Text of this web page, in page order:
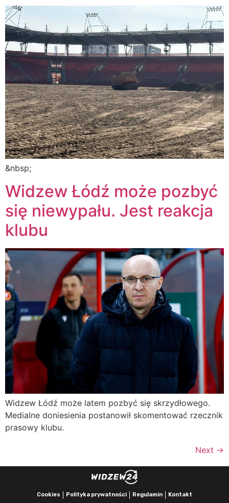
&nbsp;
Widzew Łódź może pozbyć
się niewypału. Jest reakcja
klubu
Widzew Łódź może latem pozbyć się skrzydłowego.
Medialne doniesienia postanowił skomentować rzecznik
prasowy klubu.
Next →
Cookies Polityka prywatności Regulamin Kontakt